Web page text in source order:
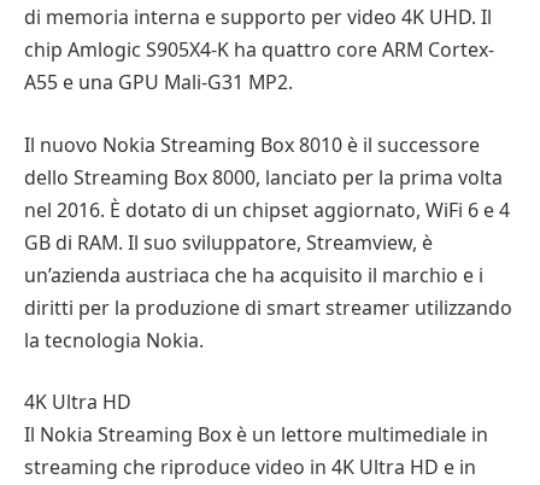
di memoria interna e supporto per video 4K UHD. Il
chip Amlogic S905X4-K ha quattro core ARM Cortex-
A55 e una GPU Mali-G31 MP2.
Il nuovo Nokia Streaming Box 8010 è il successore
dello Streaming Box 8000, lanciato per la prima volta
nel 2016. È dotato di un chipset aggiornato, WiFi 6 e 4
GB di RAM. Il suo sviluppatore, Streamview, è
un’azienda austriaca che ha acquisito il marchio e i
diritti per la produzione di smart streamer utilizzando
la tecnologia Nokia.
4K Ultra HD
Il Nokia Streaming Box è un lettore multimediale in
streaming che riproduce video in 4K Ultra HD e in